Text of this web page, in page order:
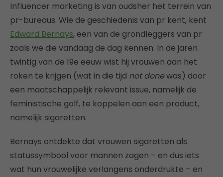
Influencer marketing is van oudsher het terrein van
pr-bureaus. Wie de geschiedenis van pr kent, kent
Edward Bernays, een van de grondleggers van pr
zoals we die vandaag de dag kennen. In de jaren
twintig van de 19e eeuw wist hij vrouwen aan het
roken te krijgen (wat in die tijd not donewas) door
een maatschappelijk relevant issue, namelijk de
feministische golf, te koppelen aan een product,
namelijk sigaretten.
Bernays ontdekte dat vrouwen sigaretten als
statussymbool voor mannen zagen – en dus iets
wat hun vrouwelijke verlangens onderdrukte – en